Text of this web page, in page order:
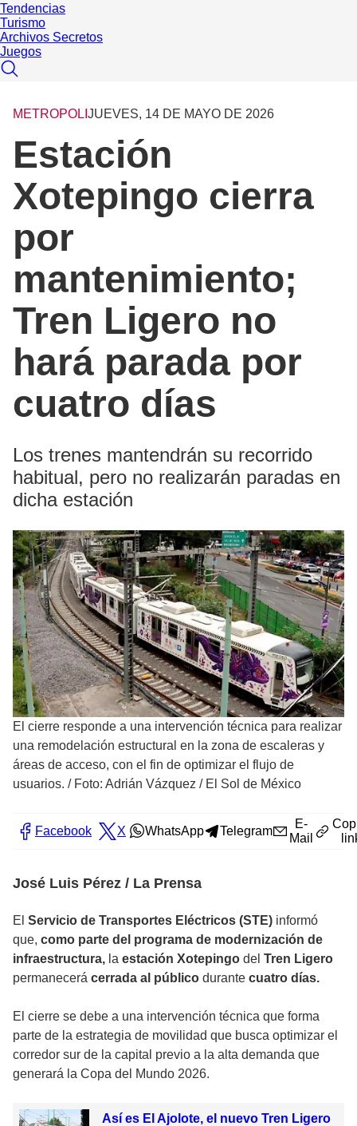
Tendencias
Turismo
Archivos Secretos
Juegos
METROPOLI JUEVES, 14 DE MAYO DE 2026
Estación
Xotepingo cierra
por
mantenimiento;
Tren Ligero no
hará parada por
cuatro días
Los trenes mantendrán su recorrido
habitual, pero no realizarán paradas en
dicha estación
El cierre responde a una intervención técnica para realizar
una remodelación estructural en la zona de escaleras y
áreas de acceso, con el fin de optimizar el flujo de
usuarios. / Foto: Adrián Vázquez / El Sol de México
Facebook X WhatsApp Telegram
E-
Mail
José Luis Pérez / La Prensa
El Servicio de Transportes Eléctricos (STE) informó
que, como parte del programa de modernización de
infraestructura, la estación Xotepingo del Tren Ligero
permanecerá cerrada al público durante cuatro días.
El cierre se debe a una intervención técnica que forma
parte de la estrategia de movilidad que busca optimizar el
corredor sur de la capital previo a la alta demanda que
generará la Copa del Mundo 2026.
Así es El Ajolote, el nuevo Tren Ligero